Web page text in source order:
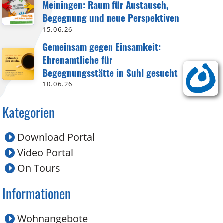
Meiningen: Raum für Austausch,
Begegnung und neue Perspektiven
15.06.26
Gemeinsam gegen Einsamkeit:
Ehrenamtliche für
Begegnungsstätte in Suhl gesucht
10.06.26
Kategorien
Download Portal
Video Portal
On Tours
Informationen
Wohnangebote